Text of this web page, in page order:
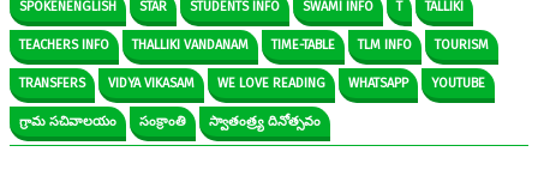
SPOKENENGLISH STAR STUDENTS INFO SWAMI INFO T TALLIKI
TEACHERS INFO THALLIKI VANDANAM TIME-TABLE TLM INFO TOURISM
TRANSFERS VIDYA VIKASAM WE LOVE READING WHATSAPP YOUTUBE
గ్రామ సచివాలయం సంక్రాంతి స్వాతంత్ర్య దినోత్సవం